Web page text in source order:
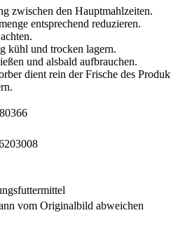
zwischen den Hauptmahlzeiten.
entsprechend reduzieren.
kühl und trocken lagern.
und alsbald aufbrauchen.
dient rein der Frische des
vom Originalbild abweichen